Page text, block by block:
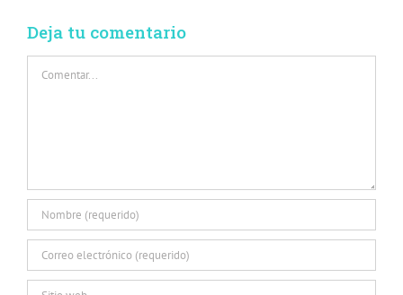
Deja tu comentario